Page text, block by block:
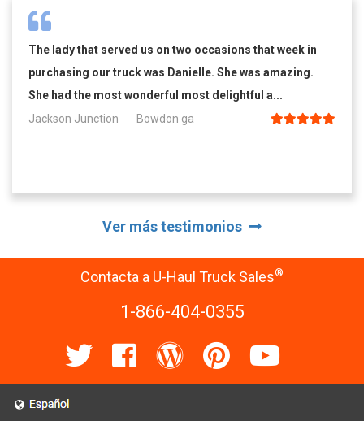
The lady that served us on two occasions that week in
purchasing our truck was Danielle. She was amazing.
She had the most wonderful most delightful a...
Jackson Junction
Bowdon ga
Ver más testimonios
Contacta a U-Haul Truck Sales®
1-866-404-0355